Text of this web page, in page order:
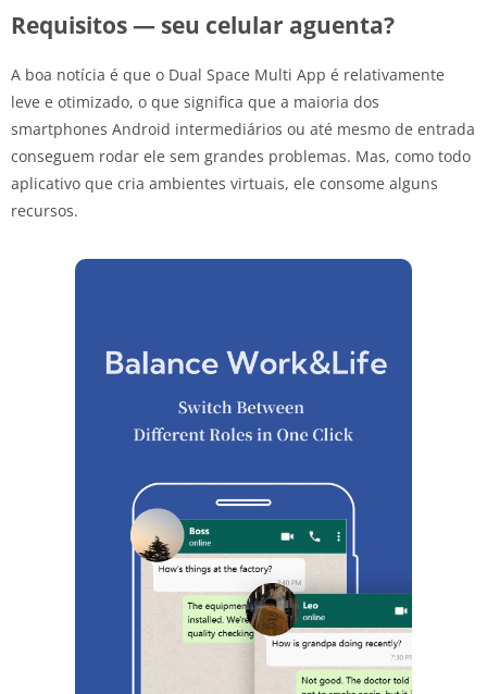
Requisitos — seu celular aguenta?
A boa notícia é que o Dual Space Multi App é relativamente
leve e otimizado, o que significa que a maioria dos
smartphones Android intermediários ou até mesmo de entrada
conseguem rodar ele sem grandes problemas. Mas, como todo
aplicativo que cria ambientes virtuais, ele consome alguns
recursos.